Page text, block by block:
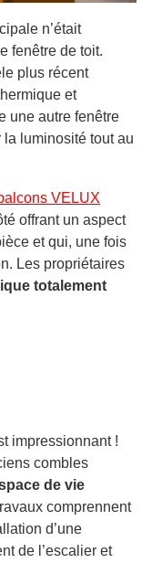
n’était
fenêtre de toit.
plus récent
et
une autre fenêtre
luminosité tout au
VELUX
offrant un aspect
et qui, une fois
Les propriétaires
totalement
impressionnant !
combles
de vie
comprennent
d’une
de l’escalier et